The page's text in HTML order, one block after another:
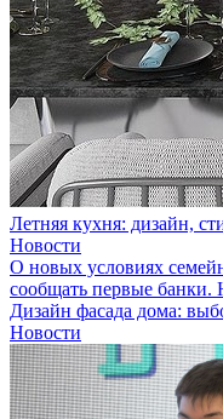
Летняя кухня: дизайн,
Новости
О новых условиях
сообщать первые банки.
Дизайн фасада дома:
Новости